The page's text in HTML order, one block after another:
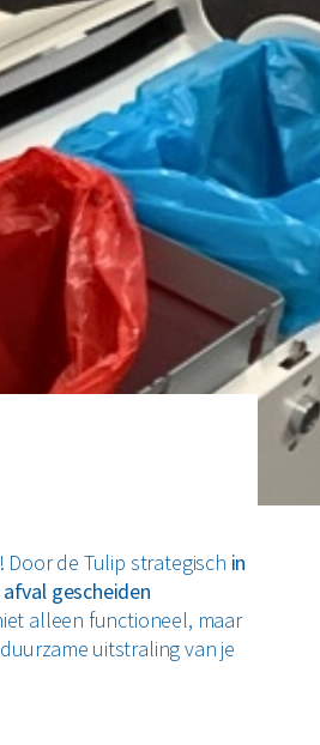
de Tulip strategisch in
gescheiden
alleen functioneel, maar
uitstraling van je